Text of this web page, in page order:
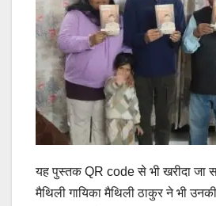
यह पुस्तक QR code से भी खरीदा जा
मैथिली गायिका मैथिली ठाकुर ने भी